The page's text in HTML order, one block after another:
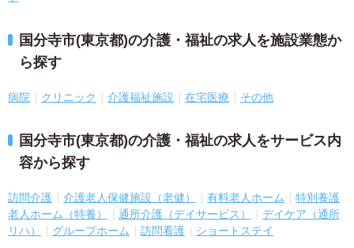
国分寺市(東京都)の介護・福祉の求人を施設業態か
ら探す
病院 クリニック 介護福祉施設 在宅医療 その他
国分寺市(東京都)の介護・福祉の求人をサービス内
容から探す
訪問介護 介護老人保健施設（老健） 有料老人ホーム
特別養護
老人ホーム（特養）
通所介護（デイサービス）
デイケア（通所
リハ）
グループホーム 訪問看護 ショートステイ